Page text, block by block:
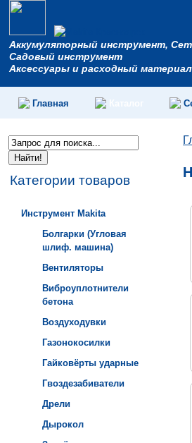
Аккумуляторный инструмент,
Садовый инструмент
Аксессуары и расходный материал
Главная
Категории товаров
Инструмент Makita
Болгарки (Угловая
шлиф. машина)
Вентиляторы
Виброуплотнители
бетона
Воздуходувки
Газонокосилки
Гайковёрты ударные
Гвоздезабиватели
Дрели
Дырокол